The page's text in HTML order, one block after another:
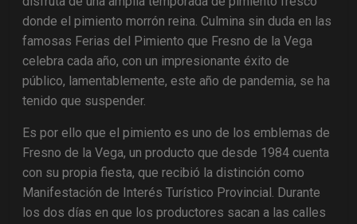
donde el pimiento morrón reina. Culmina sin duda en las
famosas Ferias del Pimiento que Fresno de la Vega
celebra cada año, con un impresionante éxito de
público, lamentablemente, este año de pandemia, se ha
tenido que suspender.
Es por ello que el pimiento es uno de los emblemas de
Fresno de la Vega, un producto que desde 1984 cuenta
con su propia fiesta, que recibió la distinción como
Manifestación de Interés Turístico Provincial. Durante
los dos días en que los productores sacan a las calles